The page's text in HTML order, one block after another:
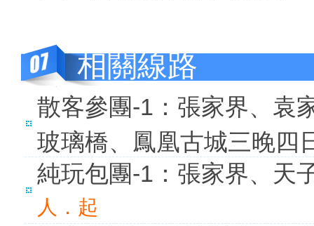
相關線路
散客參團-1：張家界、袁
玻璃橋、鳳凰古城三晚四
純玩包團-1：張家界、天
人．起